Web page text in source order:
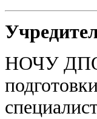
НОЧУ ДПО